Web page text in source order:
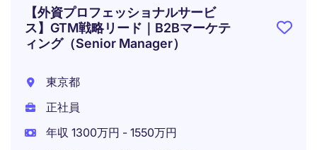
【外資プロフェッショナルサービ
ス】GTM戦略リード｜B2Bマーケテ
ィング（Senior Manager）
東京都
正社員
年収 1300万円 - 1550万円